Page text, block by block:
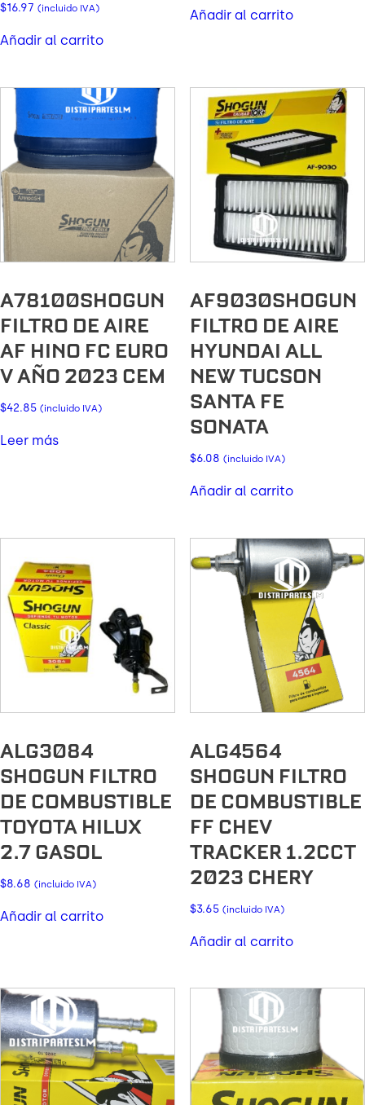
$16.97 (incluido IVA)
Añadir al carrito
Añadir al carrito
A78100SHOGUN
FILTRO DE AIRE
AF HINO FC EURO
V AÑO 2023 CEM
$42.85 (incluido IVA)
Leer más
AF9030SHOGUN
FILTRO DE AIRE
HYUNDAI ALL
NEW TUCSON
SANTA FE
SONATA
$6.08 (incluido IVA)
Añadir al carrito
ALG3084
SHOGUN FILTRO
DE COMBUSTIBLE
TOYOTA HILUX
2.7 GASOL
$8.68 (incluido IVA)
Añadir al carrito
ALG4564
SHOGUN FILTRO
DE COMBUSTIBLE
FF CHEV
TRACKER 1.2CCT
2023 CHERY
$3.65 (incluido IVA)
Añadir al carrito